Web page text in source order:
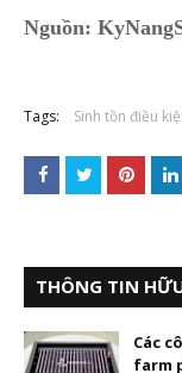
Nguồn:
Tags: Sinh tồn điều
THÔNG TIN
Các
farm